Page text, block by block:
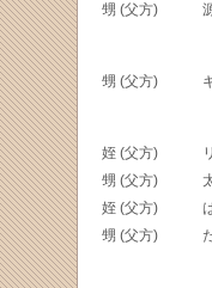
甥 (父方)
甥 (父方)
姪 (父方)
甥 (父方)
姪 (父方)
甥 (父方)